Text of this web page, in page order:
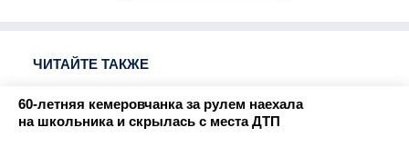
ЧИТАЙТЕ ТАКЖЕ
60-летняя кемеровчанка за рулем наехала
на школьника и скрылась с места ДТП